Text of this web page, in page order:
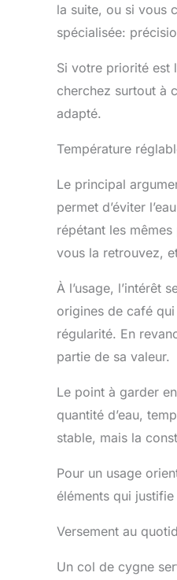
la suite, ou si vous
spécialisée:
Si votre priorité est
cherchez surtout à
adapté.
Température
Le principal
permet d’éviter
répétant les
vous la retrouvez,
À l’usage, l’intérêt
origines de café
régularité. En
partie de sa valeur.
Le point à garder
quantité d’eau,
stable, mais la
Pour un usage
éléments qui
Versement au
Un col de cygne